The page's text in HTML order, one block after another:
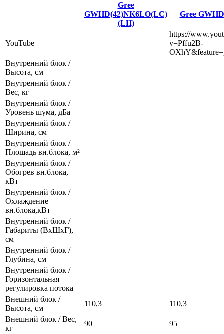
Gree
GWHD(42)NK6LO(LC)
(LH)
Gree
YouTube
https://
v=Pffu2B-
Внутренний блок /
Высота, см
Внутренний блок /
Вес, кг
Внутренний блок /
Уровень шума, дБа
Внутренний блок /
Ширина, см
Внутренний блок /
Площадь вн.блока, м²
Внутренний блок /
Обогрев вн.блока,
кВт
Внутренний блок /
Охлаждение
вн.блока,кВт
Внутренний блок /
Габариты (ВхШхГ),
см
Внутренний блок /
Глубина, см
Внутренний блок /
Горизонтальная
регулировка потока
Внешний блок /
Высота, см
110,3
110,3
Внешний блок / Вес,
кг
90
95